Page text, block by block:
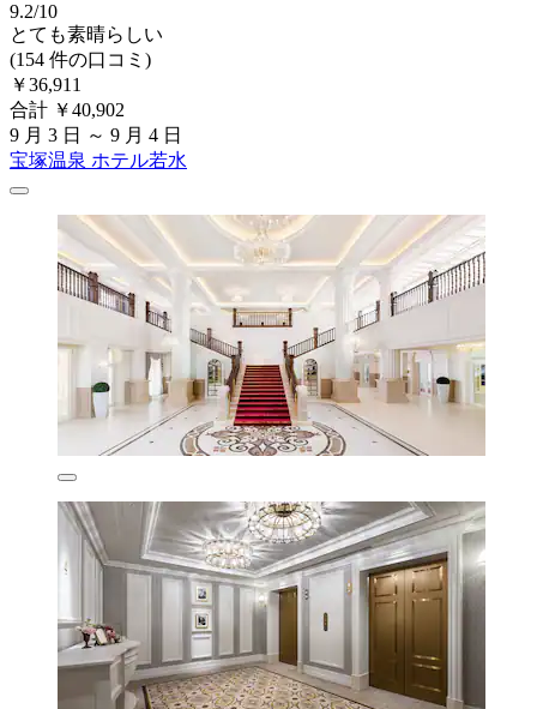
9.2/10
とても素晴らしい
(154 件の口コミ)
￥36,911
合計 ￥40,902
9 月 3 日 ～ 9 月 4 日
宝塚温泉 ホテル若水